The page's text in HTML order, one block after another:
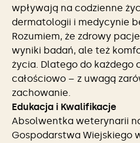
wpływają na codzienne
dermatologii i medycynie
Rozumiem, że zdrowy
wyniki badań, ale też
życia. Dlatego do każdego
całościowo – z uwagą
zachowanie.
Edukacja i Kwalifikacje
Absolwentka weterynarii
Gospodarstwa Wiejskiego